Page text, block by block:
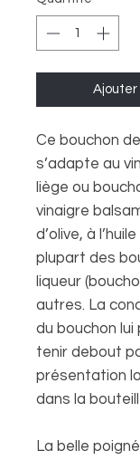
Ajouter
Ce bouchon
s’adapte au
liège ou
vinaigre
d’olive, à
plupart des
liqueur
autres. La
du bouchon
tenir debout
présentation
dans la
La belle